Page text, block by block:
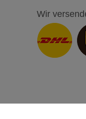
Wir